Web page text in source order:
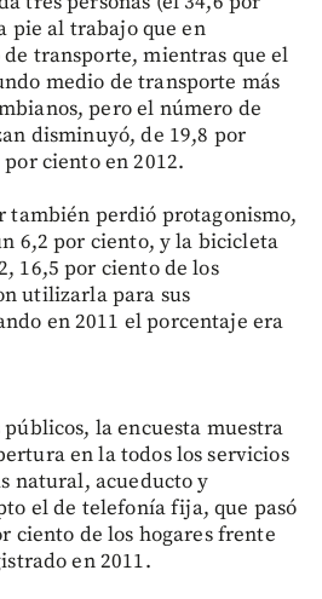
pie al trabajo que en
transporte, mientras que el
medio de transporte más
pero el número de
disminuyó, de 19,8 por
ciento en 2012.
también perdió protagonismo,
6,2 por ciento, y la bicicleta
16,5 por ciento de los
utilizarla para sus
en 2011 el porcentaje era
la encuesta muestra
en la todos los servicios
natural, acueducto y
el de telefonía fija, que pasó
ciento de los hogares frente
en 2011.